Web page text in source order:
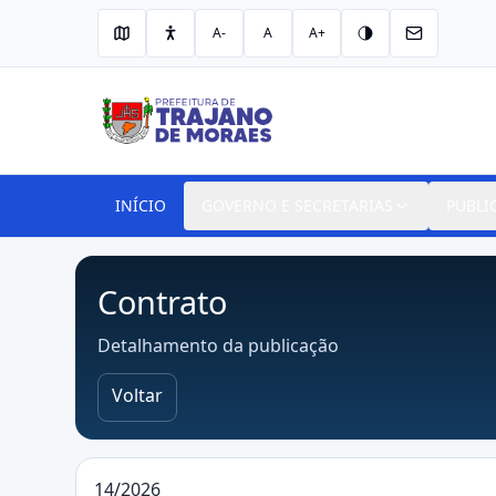
A- A A+
INÍCIO
Contrato
Detalhamento da publicação
Voltar
14/2026